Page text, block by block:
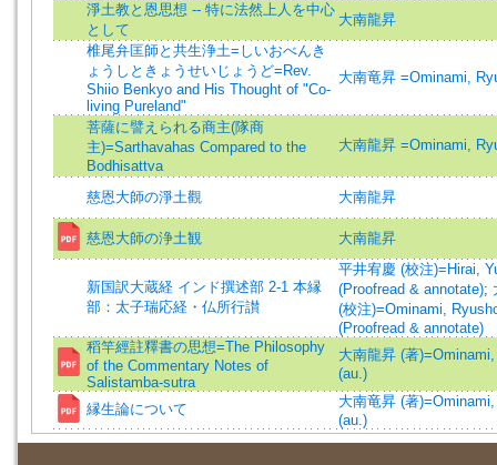
淨土教と恩思想 -- 特に法然上人を中心
として
大南龍昇
椎尾弁匡師と共生浄土=しいおべんき
ょうしときょうせいじょうど=Rev.
Shiio Benkyo and His Thought of "Co-
living Pureland"
大南竜昇 =Ominami,
菩薩に譬えられる商主(隊商
主)=Sarthavahas Compared to the
Bodhisattva
大南龍昇 =Ominami,
慈恩大師の淨土觀 大南龍昇
慈恩大師の浄土観 大南龍昇
新国訳大蔵経 インド撰述部 2-1 本縁
部：太子瑞応経・仏所行讃
平井宥慶 (校注)=Hirai,
(Proofread & annotate);
(校注)=Ominami,
(Proofread & annotate)
稻竿經註釋書の思想=The Philosophy
of the Commentary Notes of
Salistamba-sutra
大南龍昇 (著
(au.)
縁生論について
大南竜昇 (著
(au.)